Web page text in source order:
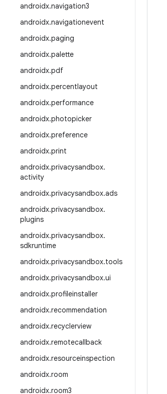
androidx.navigation3
androidx.navigationevent
androidx.paging
androidx.palette
androidx.pdf
androidx.percentlayout
androidx.performance
androidx.photopicker
androidx.preference
androidx.print
androidx.privacysandbox.
activity
androidx.privacysandbox.ads
androidx.privacysandbox.
plugins
androidx.privacysandbox.
sdkruntime
androidx.privacysandbox.tools
androidx.privacysandbox.ui
androidx.profileinstaller
androidx.recommendation
androidx.recyclerview
androidx.remotecallback
androidx.resourceinspection
androidx.room
androidx.room3